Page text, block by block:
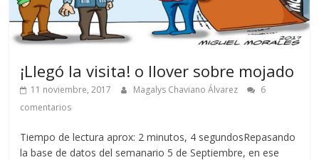
¡Llegó la visita! o llover sobre mojado
11 noviembre, 2017 Magalys Chaviano Álvarez
6
comentarios
Tiempo de lectura aprox: 2 minutos, 4 segundosRepasando
la base de datos del semanario 5 de Septiembre, en ese